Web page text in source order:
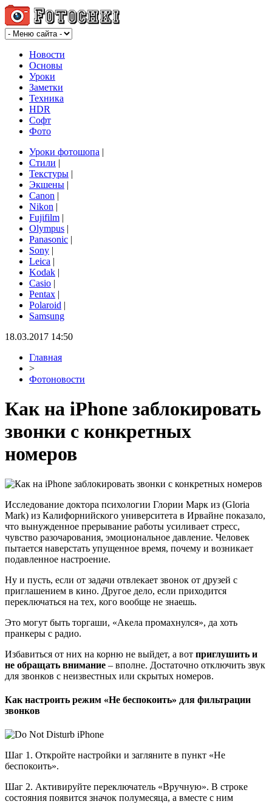
Новости
Основы
Уроки
Заметки
Техника
HDR
Софт
Фото
Уроки фотошопа |
Стили |
Текстуры |
Экшены |
Canon |
Nikon |
Fujifilm |
Olympus |
Panasonic |
Sony |
Leica |
Kodak |
Casio |
Pentax |
Polaroid |
Samsung
18.03.2017 14:50
Главная
>
Фотоновости
Как на iPhone заблокировать
звонки с конкретных
номеров
Исследование доктора психологии Глории Марк из (Gloria
Mark) из Калифорнийского университета в Ирвайне показало,
что вынужденное прерывание работы усиливает стресс,
чувство разочарования, эмоциональное давление. Человек
пытается наверстать упущенное время, почему и возникает
подавленное настроение.
Ну и пусть, если от задачи отвлекает звонок от друзей с
приглашением в кино. Другое дело, если приходится
переключаться на тех, кого вообще не знаешь.
Это могут быть торгаши, «Акела промахнулся», да хоть
пранкеры с радио.
Избавиться от них на корню не выйдет, а вот приглушить и
не обращать внимание – вполне. Достаточно отключить звук
для звонков с неизвестных или скрытых номеров.
Как настроить режим «Не беспокоить» для фильтрации
звонков
Шаг 1. Откройте настройки и загляните в пункт «Не
беспокоить».
Шаг 2. Активируйте переключатель «Вручную». В строке
состояния появится значок полумесяца, а вместе с ним